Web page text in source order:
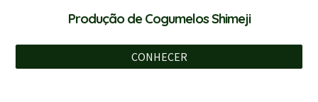
Produção de Cogumelos Shimeji
CONHECER